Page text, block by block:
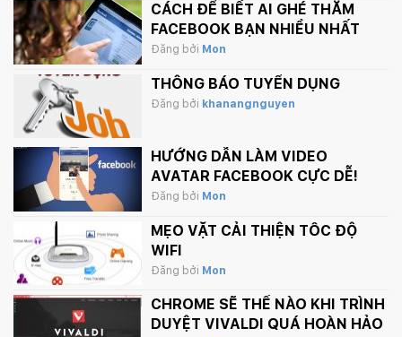
CÁCH ĐỂ BIẾT AI GHÉ THĂM
FACEBOOK BẠN NHIỀU NHẤT
Đăng bởi Mon
THÔNG BÁO TUYỂN DỤNG
Đăng bởi khanangnguyen
HƯỚNG DẪN LÀM VIDEO
AVATAR FACEBOOK CỰC DỄ!
Đăng bởi Mon
MẸO VẶT CẢI THIỆN TỐC ĐỘ
WIFI
Đăng bởi Mon
CHROME SẼ THẾ NÀO KHI TRÌNH
DUYỆT VIVALDI QUÁ HOÀN HẢO